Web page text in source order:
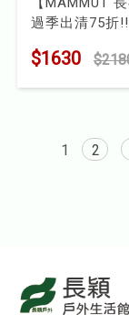
過季出清75折
Eiger 抗菌快乾
$1630
1 2